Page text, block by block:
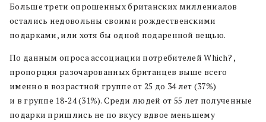
Больше трети опрошенных британских миллениалов
остались недовольны своими рождественскими
подарками, или хотя бы одной подаренной вещью.
По данным опроса ассоциации потребителей Which? ,
пропорция разочарованных британцев выше всего
именно в возрастной группе от 25 до 34 лет (37%)
и в группе 18-24 (31%). Среди людей от 55 лет полученные
подарки пришлись не по вкусу вдвое меньшему